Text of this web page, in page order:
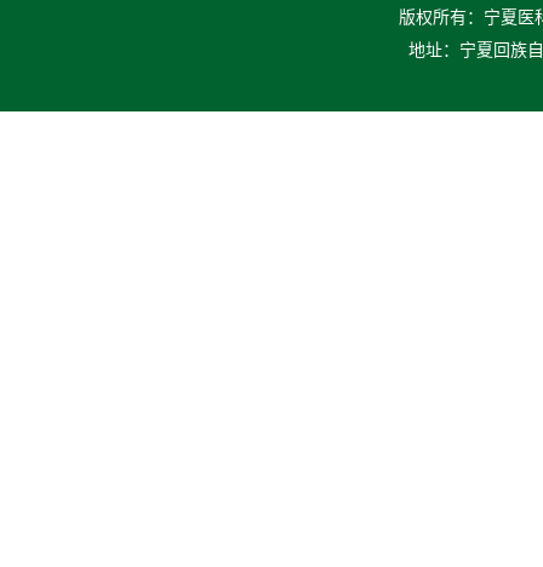
版权所有：宁夏医
地址：宁夏回族